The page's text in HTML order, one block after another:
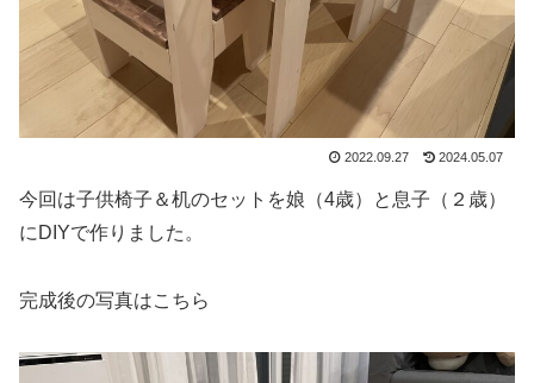
2022.09.27 2024.05.07
今回は子供椅子＆机のセットを娘（4歳）と息子（２歳）
にDIYで作りました。
完成後の写真はこちら